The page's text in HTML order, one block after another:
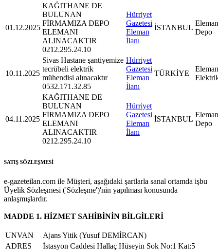
01.12.2025
KAĞITHANE DE
BULUNAN
FİRMAMIZA DEPO
ELEMANI
ALINACAKTIR
0212.295.24.10
Hürriyet
Gazetesi
Eleman
İlanı
İSTANBUL
Depo
10.11.2025
Sivas Hastane şantiyemize
tecrübeli elektrik
mühendisi alınacaktır
0532.171.32.85
Hürriyet
Gazetesi
Eleman
İlanı
TÜRKİYE
04.11.2025
KAĞITHANE DE
BULUNAN
FİRMAMIZA DEPO
ELEMANI
ALINACAKTIR
0212.295.24.10
Hürriyet
Gazetesi
Eleman
İlanı
İSTANBUL
Depo
SATIŞ SÖZLEŞMESİ
e-gazeteilan.com ile Müşteri, aşağıdaki şartlarla sanal ortamda işbu
Üyelik Sözleşmesi ('Sözleşme')'nin yapılması konusunda
anlaşmışlardır.
MADDE 1. HİZMET SAHİBİNİN BİLGİLERİ
UNVAN
Ajans Yitik (Yusuf DEMİRCAN)
ADRES
İstasyon Caddesi Hallaç Hüseyin Sok No:1 Kat:5